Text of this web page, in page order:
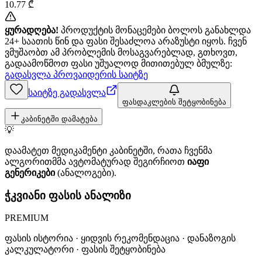
10.77 ₾
ყურადღება! პროდუქტის მონაცემები ბოლოს განახლდა
24+ საათის წინ და ფასი შესაძლოა არაზუსტი იყოს. ჩვენ
ვმუშაობთ ამ პრობლემის მოსაგვარებლად, გთხოვთ,
გადაამოწმოთ ფასი უშუალოდ მითითებულ ბმულზე:
გადასვლა პროვაიდერის საიტზე
საიტზე გადასვლა
ფასდაკლების შეტყობინება
კაბინეტში დამატება
💡
დაამატეთ მედიკამენტი კაბინეტში, რათა ჩვენმა
ალგორითმმა ავტომატურად შეგირჩიოთ იაფი
გენერიკები(ანალოგები).
ჭკვიანი ფასის ანალიზი
PREMIUM
ფასის ისტორია · ყიდვის რეკომენდაცია · დანაზოგის
კალკულატორი · ფასის შეტყობინება